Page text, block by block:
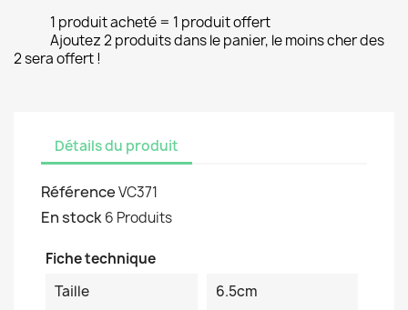
1 produit acheté = 1 produit offert
Ajoutez 2 produits dans le panier, le moins cher des
2 sera offert !
Détails du produit
RéférenceVC371
En stock6 Produits
Fiche technique
Taille
6.5cm